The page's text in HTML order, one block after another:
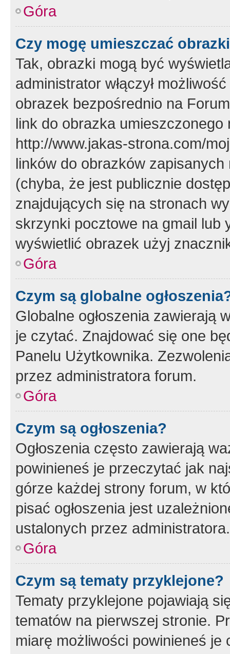
Góra
Czy mogę umieszczać
Tak, obrazki mogą być
administrator włączył
obrazek bezpośrednio na
link do obrazka
http://www.jakas-strona.com/
linków do obrazków
(chyba, że jest publicznie
znajdujących się na stronach
skrzynki pocztowe na gmail lub
wyświetlić obrazek użyj
Góra
Czym są globalne
Globalne ogłoszenia zawierają
je czytać. Znajdować się one
Panelu Użytkownika.
przez administratora forum.
Góra
Czym są ogłoszenia?
Ogłoszenia często zawierają
powinieneś je przeczytać jak
górze każdej strony forum, w
pisać ogłoszenia jest
ustalonych przez administratora.
Góra
Czym są tematy przyklejone?
Tematy przyklejone pojawiają
tematów na pierwszej stronie.
miarę możliwości powinieneś je